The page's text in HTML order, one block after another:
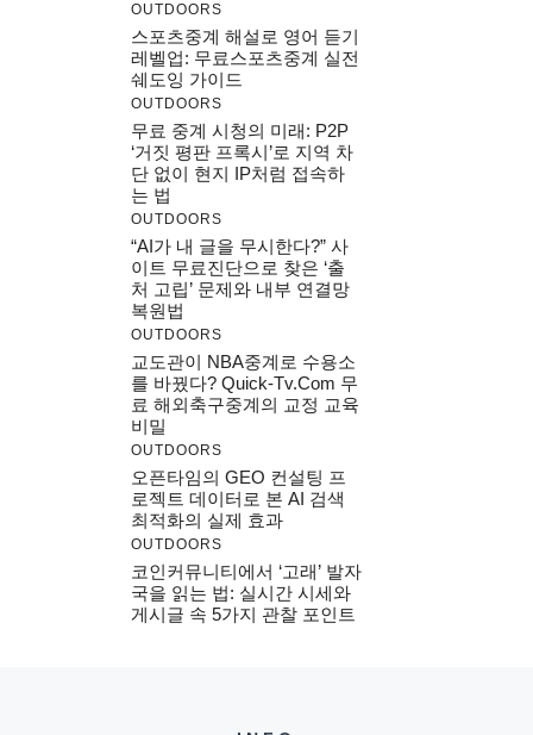
OUTDOORS
스포츠중계 해설로 영어 듣기
레벨업: 무료스포츠중계 실전
쉐도잉 가이드
OUTDOORS
무료 중계 시청의 미래: P2P
‘거짓 평판 프록시’로 지역 차
단 없이 현지 IP처럼 접속하
는 법
OUTDOORS
“AI가 내 글을 무시한다?” 사
이트 무료진단으로 찾은 ‘출
처 고립’ 문제와 내부 연결망
복원법
OUTDOORS
교도관이 NBA중계로 수용소
를 바꿨다? Quick-Tv.com 무
료 해외축구중계의 교정 교육
비밀
OUTDOORS
오픈타임의 GEO 컨설팅 프
로젝트 데이터로 본 AI 검색
최적화의 실제 효과
OUTDOORS
코인커뮤니티에서 ‘고래’ 발자
국을 읽는 법: 실시간 시세와
게시글 속 5가지 관찰 포인트